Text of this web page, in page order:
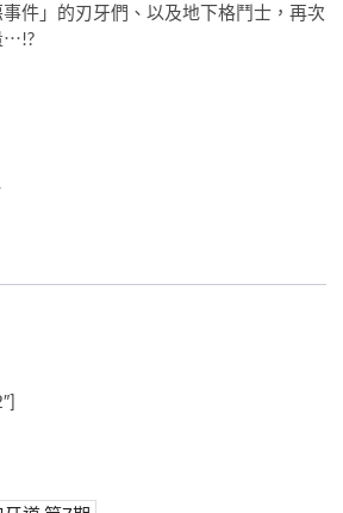
件」的刃牙們、以及地下格鬥士，再次
⋯!?